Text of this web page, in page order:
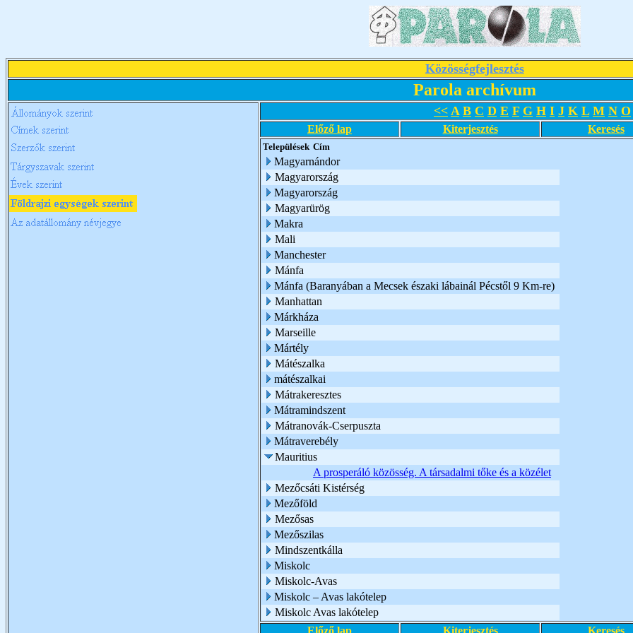
Közösségfejlesztés
Parola archívum
<< A B C D E F G H I J K L M N O
Előző lap Kiterjesztés Keresés
Települések Cím
Magyarnándor
Magyarország
Magyarország
Magyarürög
Makra
Mali
Manchester
Mánfa
Mánfa (Baranyában a Mecsek északi lábainál Pécstől 9 Km-re)
Manhattan
Márkháza
Marseille
Mártély
Mátészalka
mátészalkai
Mátrakeresztes
Mátramindszent
Mátranovák-Cserpuszta
Mátraverebély
Mauritius
A prosperáló közösség. A társadalmi tőke és a közélet
Mezőcsáti Kistérség
Mezőföld
Mezősas
Mezőszilas
Mindszentkálla
Miskolc
Miskolc-Avas
Miskolc – Avas lakótelep
Miskolc Avas lakótelep
Előző lap
Kiterjesztés Keresés